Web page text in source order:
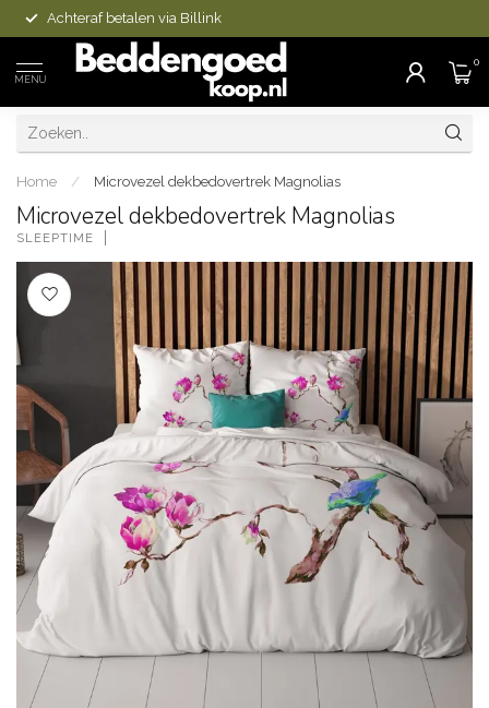
Achteraf betalen via Billink
MENU
0
Home / Microvezel dekbedovertrek Magnolias
Microvezel dekbedovertrek Magnolias
SLEEPTIME